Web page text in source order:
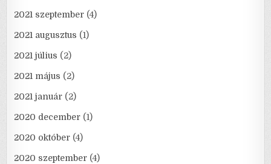
2021 szeptember (4)
2021 augusztus (1)
2021 július (2)
2021 május (2)
2021 január (2)
2020 december (1)
2020 október (4)
2020 szeptember (4)